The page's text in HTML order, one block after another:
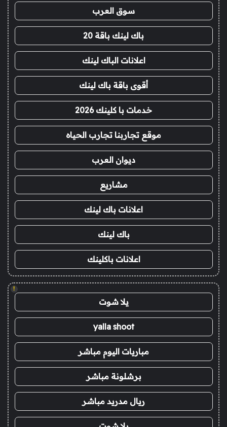
سوق العرب
باك لينك باقة 20
اعلانات الباك لينك
أقوى باقة باك لينك
خدمات با كلينك 2026
موقع تجاربنا تجارب الحياه
ديوان العرب
مشاريع
اعلانات باك لينك
باك لينك
اعلانات باكلينك
!
يلا شوت
yalla shoot
مباريات اليوم مباشر
برشلونة مباشر
ريال مدريد مباشر